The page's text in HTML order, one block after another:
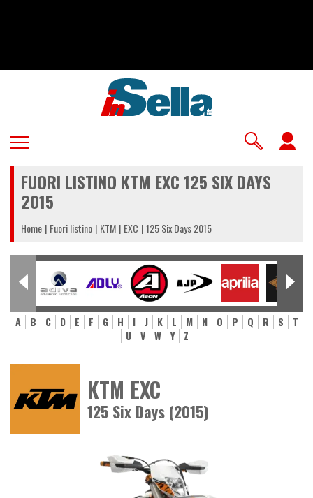
FUORI LISTINO KTM EXC 125 SIX DAYS
2015
Home Fuori listino KTM EXC 125 Six Days 2015
A B C D E F G H I J K L M N O P Q R S
T
U
V W Y Z
KTM EXC
125 Six Days (2015)